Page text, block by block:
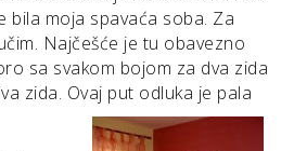
bila moja spavaća soba. Za
Najčešće je tu obavezno
sa svakom bojom za dva zida
zida. Ovaj put odluka je pala